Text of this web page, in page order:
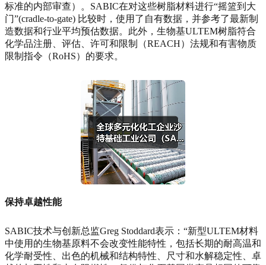
标准的内部审查）。SABIC在对这些树脂材料进行“摇篮到大
门”(cradle-to-gate) 比较时，使用了自有数据，并参考了最新制
造数据和行业平均预估数据。此外，生物基ULTEM树脂符合
化学品注册、评估、许可和限制（REACH）法规和有害物质
限制指令（RoHS）的要求。
保持卓越性能
SABIC技术与创新总监Greg Stoddard表示：“新型ULTEM材料
中使用的生物基原料不会改变性能特性，包括长期的耐高温和
化学耐受性、出色的机械和结构特性、尺寸和水解稳定性、卓